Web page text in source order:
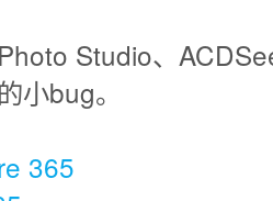
Studio、
小bug。
365